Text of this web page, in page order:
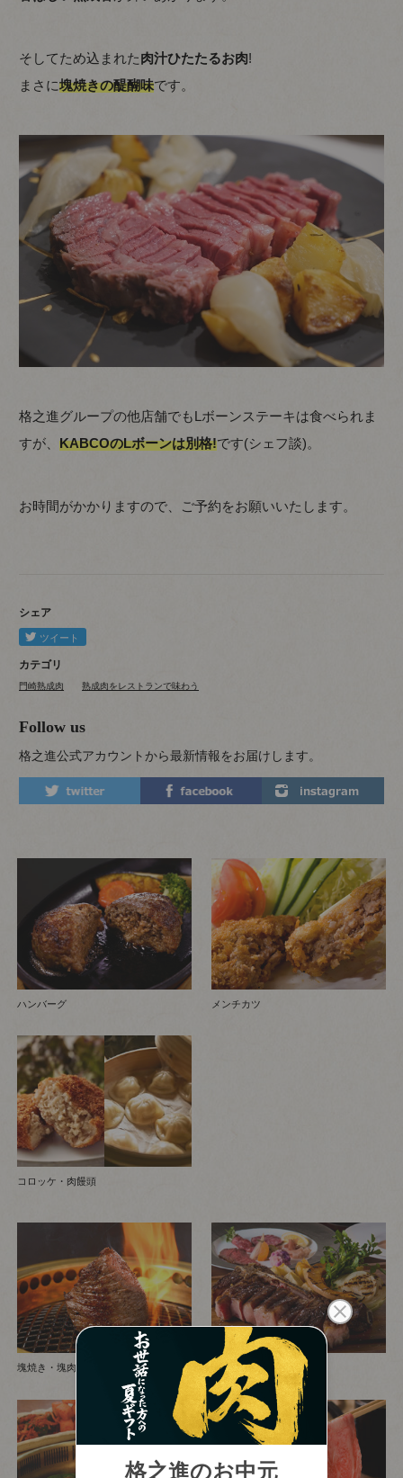
そしてため込まれた肉汁ひたたるお肉!
まさに塊焼きの醍醐味です。
格之進グループの他店舗でもLボーンステーキは食べられま
すが、KABCOのLボーンは別格!です(シェフ談)。
お時間がかかりますので、ご予約をお願いいたします。
シェア
カテゴリ
門崎熟成肉 熟成肉をレストランで味わう
Follow us
格之進公式アカウントから最新情報をお届けします。
ハンバーグ メンチカツ
コロッケ・肉饅頭
塊焼き・塊肉(部位別指定購入可) ステーキ・骨付き肉